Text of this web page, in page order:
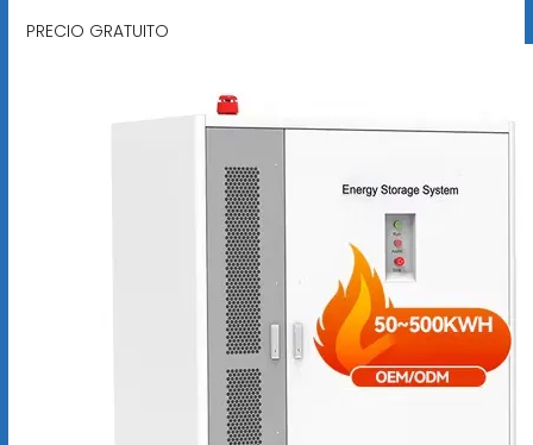
PRECIO GRATUITO